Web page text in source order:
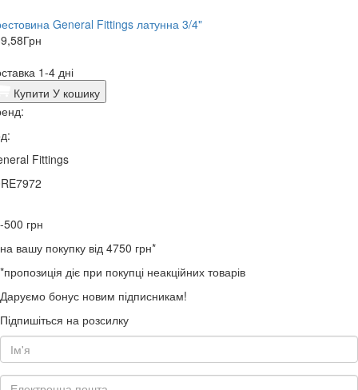
General Fittings латунна 3/4"
Грн
1-4 дні
Купити У кошику
Fittings
-500 грн
на вашу покупку від 4750 грн*
*пропозиція діє при покупці неакційних товарів
Даруємо бонус новим підписникам!
Підпишіться на розсилку